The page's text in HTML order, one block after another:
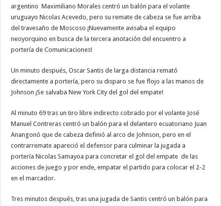
argentino Maximiliano Morales centró un balón para el volante
uruguayo Nicolas Acevedo, pero su remate de cabeza se fue arriba
del travesaño de Moscoso ¡Nuevamente avisaba el equipo
neoyorquino en busca de la tercera anotación del encuentro a
portería de Comunicaciones!
Un minuto después, Oscar Santis de larga distancia remató
directamente a portería, pero su disparo se fue flojo a las manos de
Johnson ¡Se salvaba New York City del gol del empate!
Al minuto 69 tras un tiro libre indirecto cobrado por el volante José
Manuel Contreras centró un balón para el delantero ecuatoriano Juan
Anangonó que de cabeza definió al arco de Johnson, pero en el
contrarremate apareció el defensor para culminar la jugada a
portería Nicolas Samayoa para concretar el gol del empate de las
acciones de juego y por ende, empatar el partido para colocar el 2-2
en el marcador.
Tres minutos después, tras una jugada de Santis centró un balón para